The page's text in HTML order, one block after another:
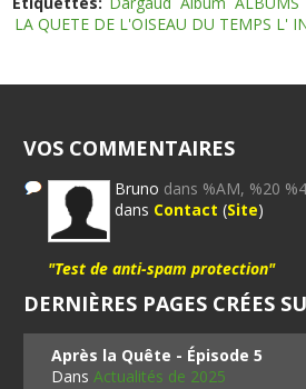
LA QUETE DE L'OISEAU DU TEMPS L'
VOS COMMENTAIRES
Bruno dans %AM, %20
dans Contact (Site)
"Test de anti-spam protection"
DERNIÈRES PAGES CRÉES
Après la Quête - Épisode 5
DansActualités de 2025